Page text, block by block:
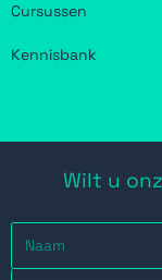
Cursussen
Kennisbank
Wilt u